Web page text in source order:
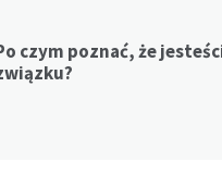
czym poznać, że